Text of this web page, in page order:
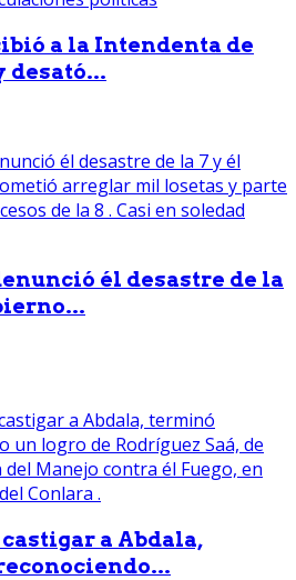
a la Intendenta de
desató...
él desastre de la
castigar a Abdala,